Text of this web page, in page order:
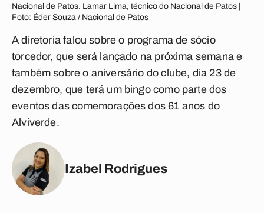
Nacional de Patos. Lamar Lima, técnico do Nacional de Patos |
Foto: Éder Souza / Nacional de Patos
A diretoria falou sobre o programa de sócio
torcedor, que será lançado na próxima semana e
também sobre o aniversário do clube, dia 23 de
dezembro, que terá um bingo como parte dos
eventos das comemorações dos 61 anos do
Alviverde.
Izabel Rodrigues